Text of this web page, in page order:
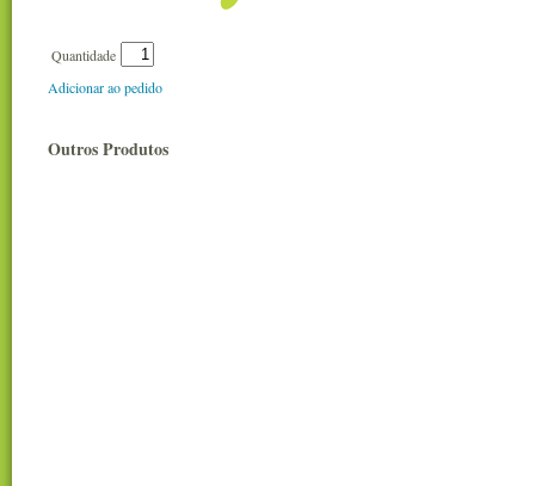
Quantidade
Adicionar ao pedido
Outros Produtos